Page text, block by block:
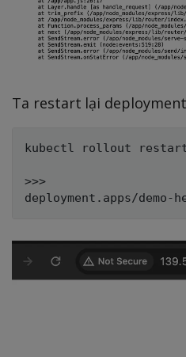
Ta restart lại
kubectl rollout restart
>>>